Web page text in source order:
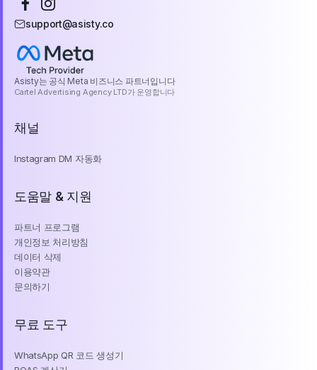
support@asisty.co
Asisty는 공식 Meta 비즈니스 파트너입니다
Cartel Advertising Agency LTD가 운영합니다
채널
Instagram DM 자동화
도움말 & 지원
파트너 프로그램
개인정보 처리방침
데이터 삭제
이용약관
문의하기
무료 도구
WhatsApp QR 코드 생성기